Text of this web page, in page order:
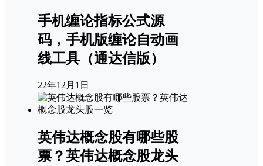
手机缠论指标公式源
码，手机版缠论自动画
线工具（通达信版）
22年12月1日
英伟达概念股有哪些股
票？英伟达概念股龙头